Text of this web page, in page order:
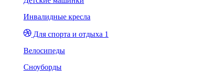
Инвалидные кресла
Для спорта и отдыха 1
Велосипеды
Сноуборды